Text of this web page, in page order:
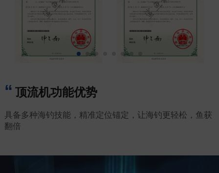
顶流机功能优势
具备多种海钓技能，精准定位锚定，让海钓更轻松，鱼获
翻倍